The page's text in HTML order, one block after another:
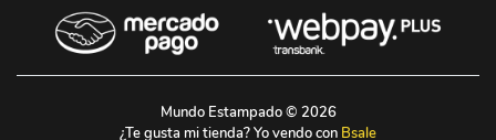
Mundo Estampado © 2026
¿Te gusta mi tienda? Yo vendo con Bsale